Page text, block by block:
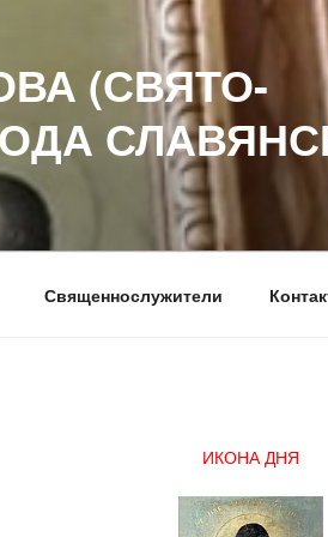
(СВЯТО-
Священнослужители
ИКОНА ДНЯ